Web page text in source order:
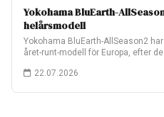
Yokohama BluEarth-
helårsmodell
Yokohama BluEarth-AllSeason2
året-runt-modell för Europa, efter
22.07.2026